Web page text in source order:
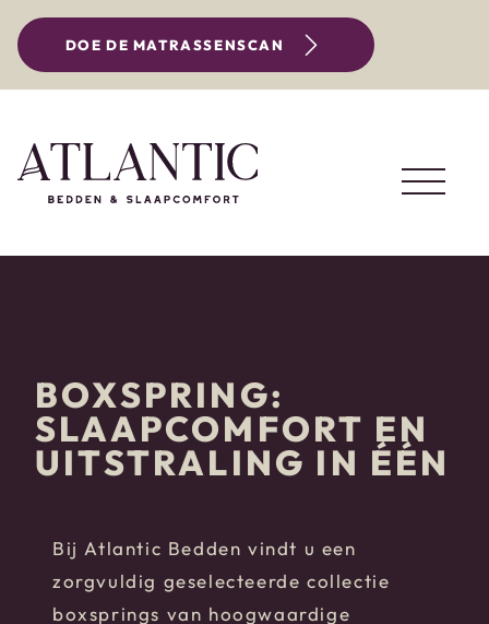
DOE DE MATRASSENSCAN
BOXSPRING:
SLAAPCOMFORT EN
UITSTRALING IN ÉÉN
Bij Atlantic Bedden vindt u een
zorgvuldig geselecteerde collectie
boxsprings van hoogwaardige